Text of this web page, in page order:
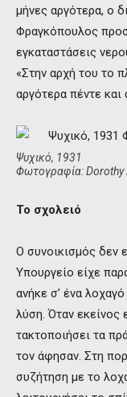
μήνες αργότερα, ο
Φραγκόπουλος
εγκαταστάσεις
«Στην αρχή του το
αργότερα πέντε
Ψυχικό, 1931
Φωτογραφία: Dorothy
Το σχολειό
Ο συνοικισμός δεν
Υπουργείο είχε
ανήκε σ’ ένα
λύση. Όταν εκείνος
τακτοποιήσει τα
τον άφησαν. Στη
συζήτηση με το